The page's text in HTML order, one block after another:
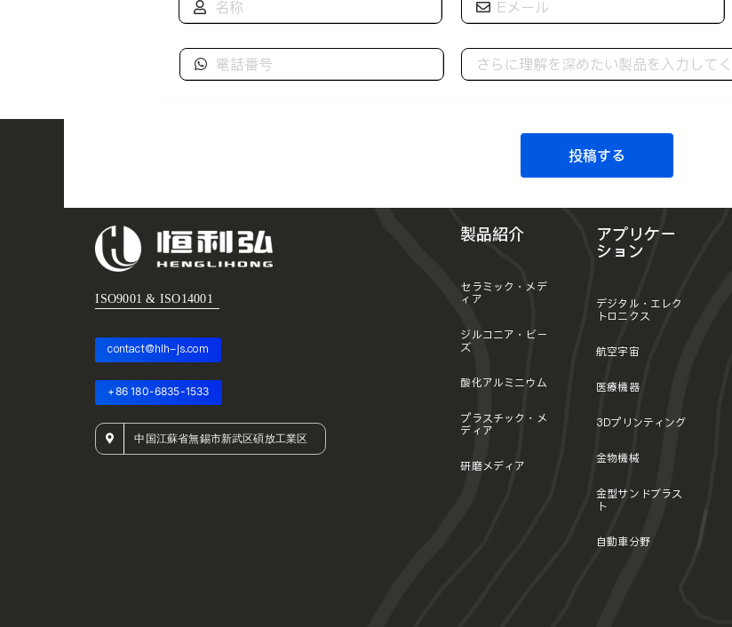
投稿する
ISO9001 & ISO14001
contact@hlh-js.com
+86 180-6835-1533
中国江蘇省無錫市新武区碩放工業区
製品紹介
セラミック・メデ
ィア
ジルコニア・ビー
ズ
酸化アルミニウム
プラスチック・メ
ディア
研磨メディア
アプリケー
ション
デジタル・エレク
トロニクス
航空宇宙
医療機器
3Dプリンティング
金物機械
金型サンドブラス
ト
自動車分野